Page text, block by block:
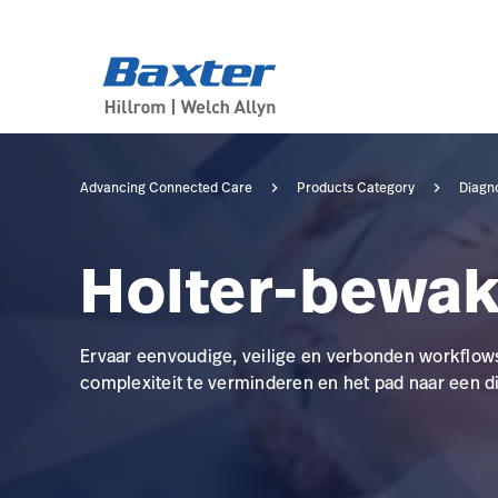
Advancing Connected Care Products Category
Holter-
Ervaar eenvoudige, veilige en verbonden
complexiteit te verminderen en het pad naar een